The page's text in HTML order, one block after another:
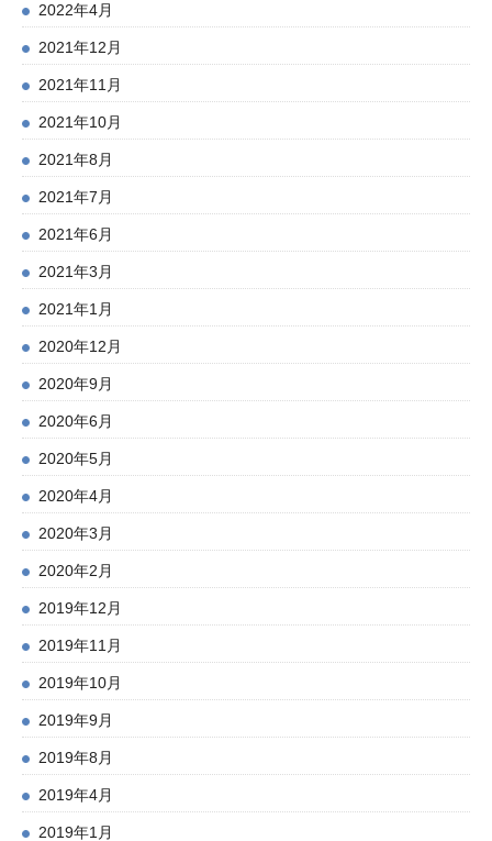
2022年4月
2021年12月
2021年11月
2021年10月
2021年8月
2021年7月
2021年6月
2021年3月
2021年1月
2020年12月
2020年9月
2020年6月
2020年5月
2020年4月
2020年3月
2020年2月
2019年12月
2019年11月
2019年10月
2019年9月
2019年8月
2019年4月
2019年1月